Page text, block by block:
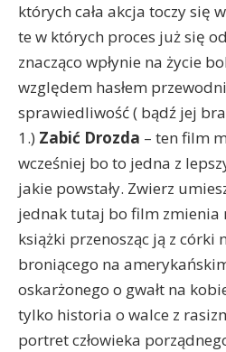
których cała akcja toczy się
te w których proces już się
znacząco wpłynie na życie
względem hasłem
sprawiedliwość ( bądź jej
1.) Zabić Drozda – ten film
wcześniej bo to jedna z
jakie powstały. Zwierz
jednak tutaj bo film zmienia
książki przenosząc ją z córki
broniącego na
oskarżonego o gwałt na
tylko historia o walce z
portret człowieka